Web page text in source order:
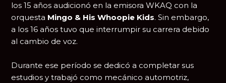
los 15 años audicionó en la emisora WKAQ con la
orquesta Mingo & His Whoopie Kids. Sin embargo,
a los 16 años tuvo que interrumpir su carrera debido
al cambio de voz.
Durante ese período se dedicó a completar sus
estudios y trabajó como mecánico automotriz,